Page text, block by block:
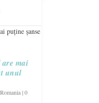
mai
unul
|0